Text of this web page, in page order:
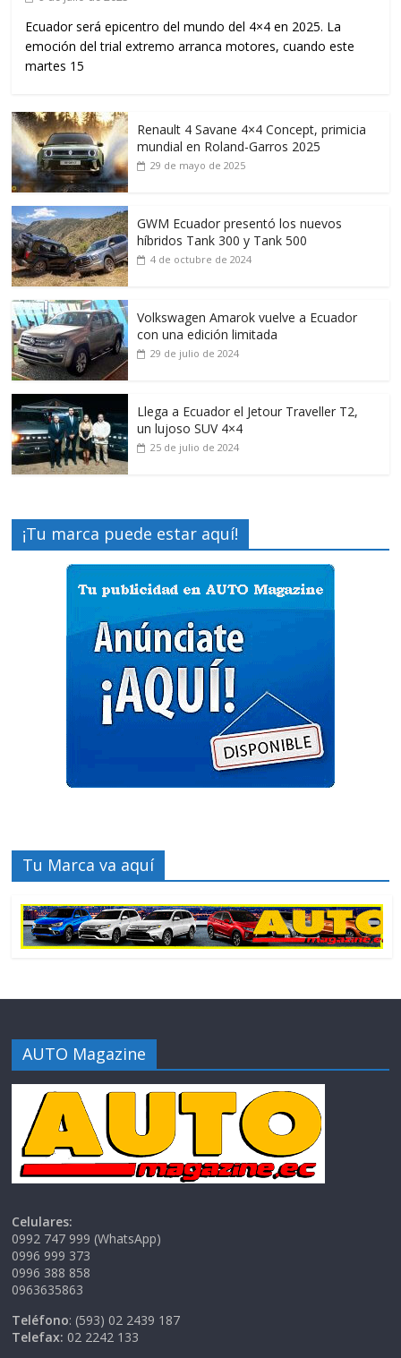
Ecuador será epicentro del mundo del 4×4 en 2025. La
emoción del trial extremo arranca motores, cuando este
martes 15
Renault 4 Savane 4×4 Concept, primicia
mundial en Roland-Garros 2025
29 de mayo de 2025
GWM Ecuador presentó los nuevos
híbridos Tank 300 y Tank 500
4 de octubre de 2024
Volkswagen Amarok vuelve a Ecuador
con una edición limitada
29 de julio de 2024
Llega a Ecuador el Jetour Traveller T2,
un lujoso SUV 4×4
25 de julio de 2024
¡Tu marca puede estar aquí!
Tu Marca va aquí
AUTO Magazine
Celulares:
0992 747 999 (WhatsApp)
0996 999 373
0996 388 858
0963635863
Teléfono: (593) 02 2439 187
Telefax: 02 2242 133